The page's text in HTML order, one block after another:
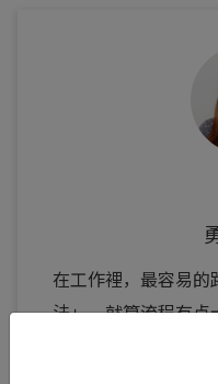
在工作裡，最容易
法」。就算流程有
没人主动提出来，